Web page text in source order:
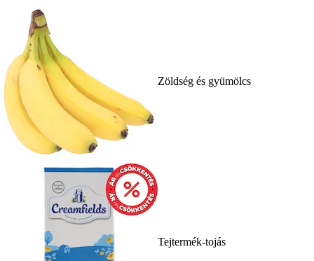
Zöldség és gyümölcs
Tejtermék-tojás